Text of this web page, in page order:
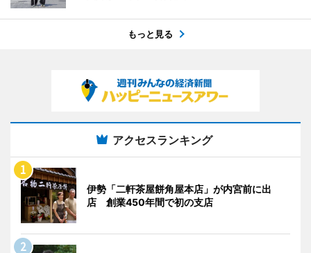
もっと見る
アクセスランキング
伊勢「二軒茶屋餅角屋本店」が内宮前に出
店 創業450年間で初の支店